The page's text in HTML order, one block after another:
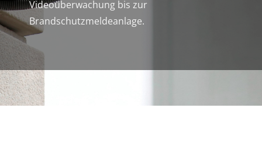
Videoüberwachung bis zur
Brandschutzmeldeanlage.